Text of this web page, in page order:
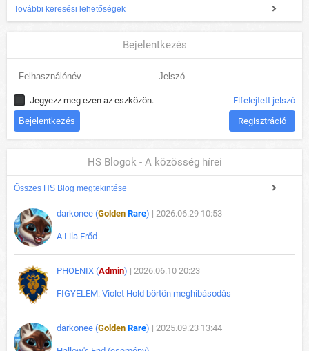
További keresési lehetőségek
Bejelentkezés
Jegyezz meg ezen az eszközön. Elfelejtett jelszó
Regisztráció
HS Blogok - A közösség hírei
Összes HS Blog megtekintése
darkonee (Golden Rare) | 2026.06.29 10:53
A Lila Erőd
PHOENIX (Admin) | 2026.06.10 20:23
FIGYELEM: Violet Hold börtön meghibásodás
darkonee (Golden Rare) | 2025.09.23 13:44